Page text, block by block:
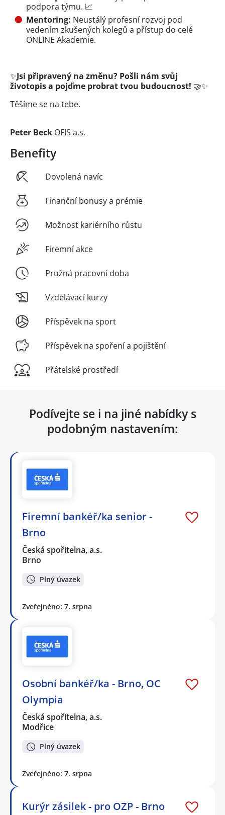
podpora týmu. 📈
Mentoring: Neustálý profesní rozvoj pod
vedením zkušených kolegů a přístup do celé
ONLINE Akademie.
✨Jsi připravený na změnu? Pošli nám svůj
životopis a pojďme probrat tvou budoucnost! 🤝✨
Těšíme se na tebe.
Peter Beck OFIS a.s.
Benefity
Dovolená navíc
Finanční bonusy a prémie
Možnost kariérního růstu
Firemní akce
Pružná pracovní doba
Vzdělávací kurzy
Příspěvek na sport
Příspěvek na spoření a pojištění
Přátelské prostředí
Podívejte se i na jiné nabídky s
podobným nastavením:
Firemní bankéř/ka senior -
Brno
Česká spořitelna, a.s.
Brno
Plný úvazek
Zveřejněno: 7. srpna
Osobní bankéř/ka - Brno, OC
Olympia
Česká spořitelna, a.s.
Modřice
Plný úvazek
Zveřejněno: 7. srpna
Kurýr zásilek - pro OZP - Brno